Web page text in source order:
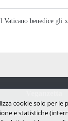
Vaticano benedice gli
dal mondo vegan e
cookie solo per le
e statistiche